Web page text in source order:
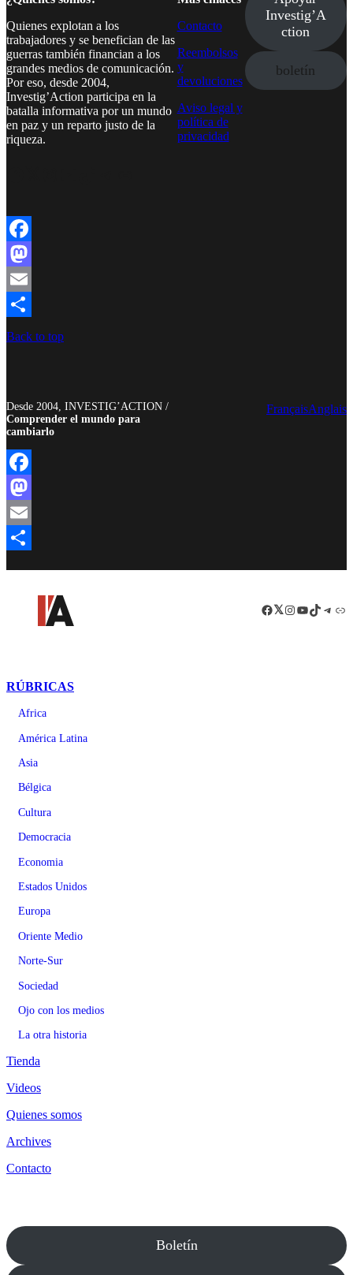
Quienes explotan a los
trabajadores y se benefician de las
guerras también financian a los
grandes medios de comunicación.
Por eso, desde 2004,
Investig’Action participa en la
batalla informativa por un mundo
en paz y un reparto justo de la
riqueza.
Contacto
Reembolsos
y
devoluciones
Aviso legal y
política de
privacidad
Investig’A
ction
boletín
Facebook
Mastodon
Email
Compartir
Back to top
Desde 2004, INVESTIG’ACTION /
Comprender el mundo para
cambiarlo
FrançaisAnglais
Facebook
Mastodon
Email
Facebook
LinkedIn
Instagram
YouTube
TikTok
RÚBRICAS
Africa
América Latina
Asia
Bélgica
Cultura
Democracia
Economia
Estados Unidos
Europa
Oriente Medio
Norte-Sur
Sociedad
Ojo con los medios
La otra historia
Tienda
Videos
Quienes somos
Archives
Contacto
Boletín